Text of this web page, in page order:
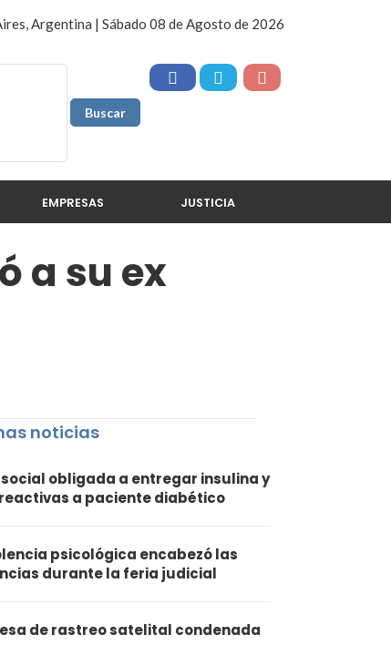
Argentina | Sábado 08 de Agosto de 2026
EMPRESAS JUSTICIA
a su ex
noticias
obligada a entregar insulina y
a paciente diabético
psicológica encabezó las
durante la feria judicial
de rastreo satelital condenada